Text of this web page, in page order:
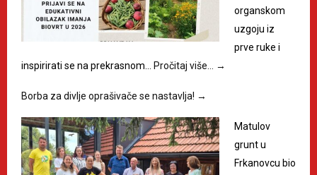
organskom
uzgoju iz
prve ruke i
inspirirati se na prekrasnom…
Pročitaj više… →
Borba za divlje oprašivače se nastavlja! →
Matulov
grunt u
Frkanovcu bio